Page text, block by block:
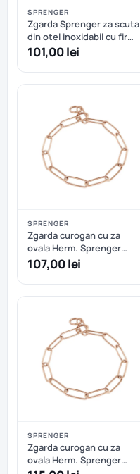
SPRENGER
Zgarda Sprenger za scuta
din otel inoxidabil cu fir
4.0 mm - 60 cm
101,00 lei
SPRENGER
Zgarda curogan cu za
ovala Herm. Sprenger
(51506) - 50 cm
107,00 lei
SPRENGER
Zgarda curogan cu za
ovala Herm. Sprenger